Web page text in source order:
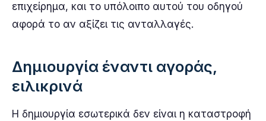
επιχείρημα, και το υπόλοιπο αυτού του οδηγού
αφορά το αν αξίζει τις ανταλλαγές.
Δημιουργία έναντι αγοράς,
ειλικρινά
Η δημιουργία εσωτερικά δεν είναι η καταστροφή